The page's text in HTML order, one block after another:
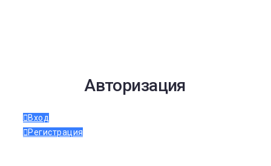
Авторизация
Вход
Регистрация